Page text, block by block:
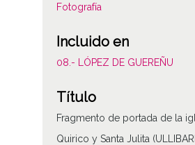
Fotografía
Incluido en
08.- LÓPEZ DE GUEREÑU
Título
Fragmento de portada de la
Quirico y Santa Julita